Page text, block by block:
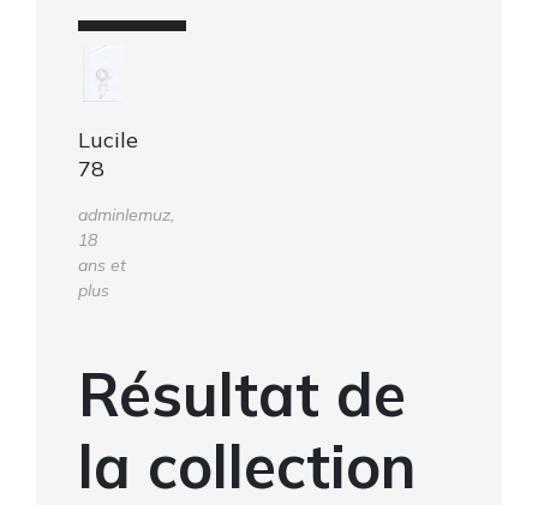
Lucile
78
adminlemuz,
18
ans et
plus
Résultat de
la collection